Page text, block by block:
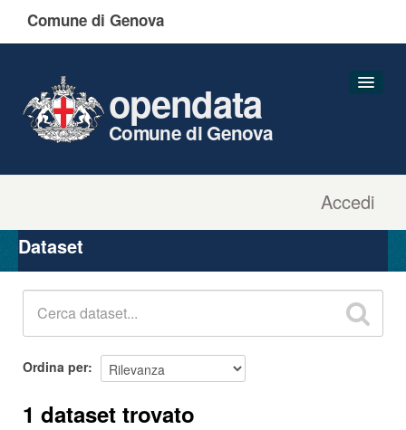
Comune di Genova
Accedi
opendata
Comune di Genova
Organizzazioni
Gruppi
Dataset
Ordina per
1 dataset trovato